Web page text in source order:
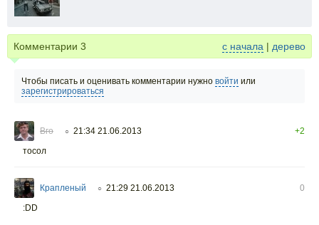
Комментарии 3 с начала | дерево
Чтобы писать и оценивать комментарии нужно войти или
зарегистрироваться
Вго ○ 21:34 21.06.2013
+2
тосол
Крапленый ○ 21:29 21.06.2013
0
:DD